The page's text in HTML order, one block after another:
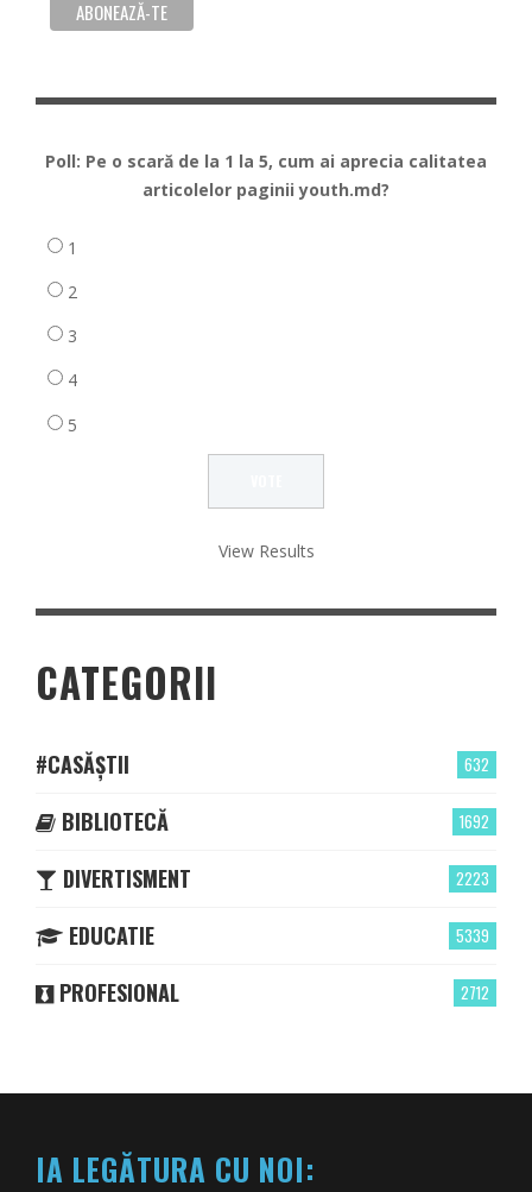
Poll: Pe o scară de la 1 la 5, cum ai aprecia calitatea
articolelor paginii youth.md?
1
2
3
4
5
View Results
CATEGORII
632
#CASĂȘTII
1692
BIBLIOTECĂ
2223
DIVERTISMENT
5339
EDUCATIE
2712
PROFESIONAL
IA LEGĂTURA CU NOI: